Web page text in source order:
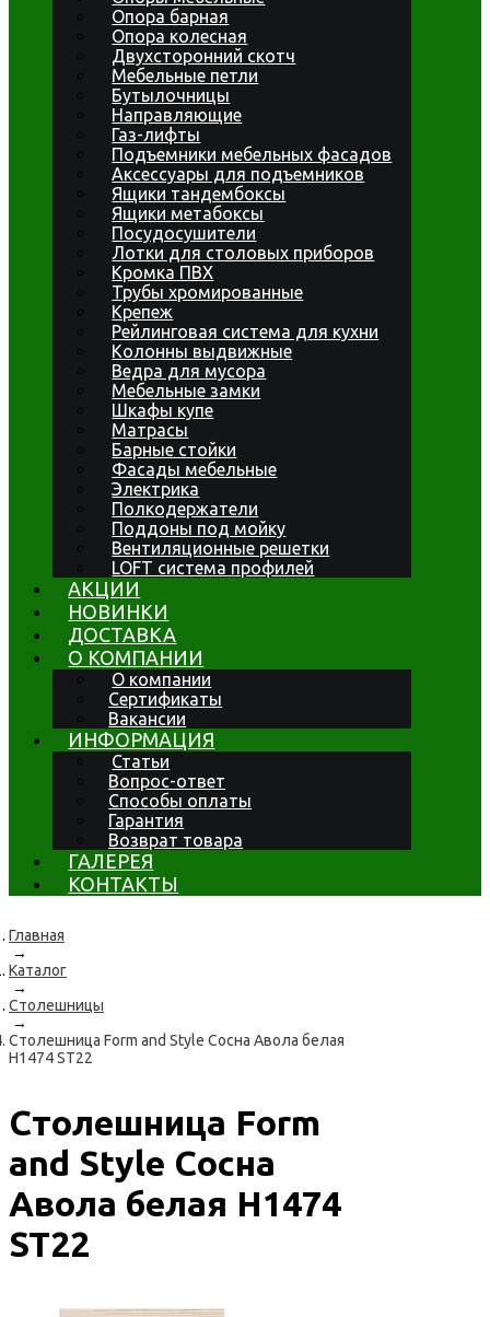
Опора барная
Опора колесная
Двухсторонний скотч
Мебельные петли
Бутылочницы
Направляющие
Газ-лифты
Подъемники мебельных фасадов
Аксессуары для подъемников
Ящики тандембоксы
Ящики метабоксы
Посудосушители
Лотки для столовых приборов
Кромка ПВХ
Трубы хромированные
Крепеж
Рейлинговая система для кухни
Колонны выдвижные
Ведра для мусора
Мебельные замки
Шкафы купе
Матрасы
Барные стойки
Фасады мебельные
Электрика
Полкодержатели
Поддоны под мойку
Вентиляционные решетки
LOFT система профилей
АКЦИИ
НОВИНКИ
ДОСТАВКА
О КОМПАНИИ
О компании
Сертификаты
Вакансии
ИНФОРМАЦИЯ
Статьи
Вопрос-ответ
Способы оплаты
Гарантия
Возврат товара
ГАЛЕРЕЯ
КОНТАКТЫ
Главная
→
Каталог
→
Столешницы
→
Столешница Form and Style Сосна Авола белая
H1474 ST22
Столешница Form
and Style Сосна
Авола белая H1474
ST22